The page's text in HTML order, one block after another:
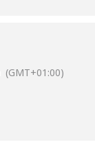
(GMT+01:00)